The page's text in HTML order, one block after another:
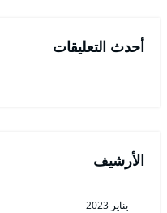
أحدث التعليقات
الأرشيف
يناير 2023